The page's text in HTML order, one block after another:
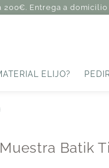
Entrega a domicilio
ELIJO?
Muestra Batik